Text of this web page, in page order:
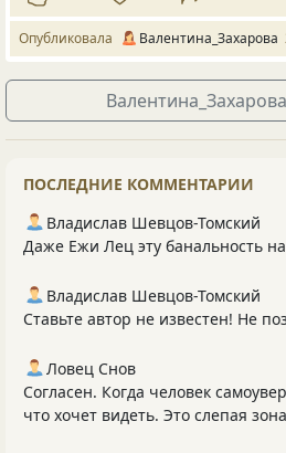
Опубликовала Валентина_Захарова
ПОСЛЕДНИЕ КОММЕНТАРИИ
Владислав Шевцов-Томский
Даже Ежи Лец эту банальность
Владислав Шевцов-Томский
Ставьте автор не известен! Не
Ловец Снов
Согласен. Когда человек
что хочет видеть. Это слепая